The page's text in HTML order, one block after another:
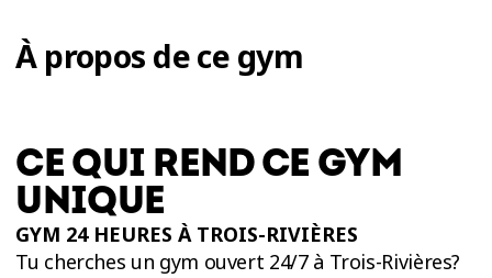
À propos de ce gym
CE QUI REND CE GYM
UNIQUE
GYM 24 HEURES À TROIS-RIVIÈRES
Tu cherches un gym ouvert 24/7 à Trois-Rivières?